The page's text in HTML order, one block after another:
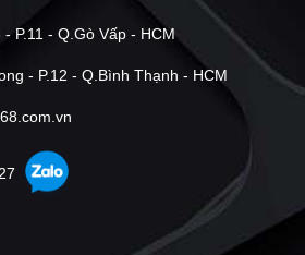
(13)
Lương
Thái
P.11 - Q.Gò Vấp - HCM
- P.12 - Q.Bình Thạnh - HCM